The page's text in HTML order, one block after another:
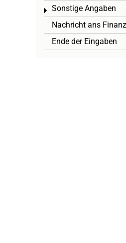
Sonstige Angaben
Toggle menu
Nachricht ans
Ende der Eingaben